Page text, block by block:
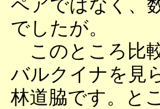
ペアではなく、
でしたが。
このところ比
バルクイナを見
林道脇です。と